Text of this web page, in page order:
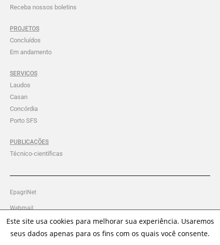
Receba nossos boletins
PROJETOS
Concluídos
Em andamento
SERVICOS
Laudos
Casan
Concórdia
Porto SFS
PUBLICAÇÕES
Técnico-científicas
Política de Privacidade
Intranet Ciram
Webmail
EpagriNet
Este site usa cookies para melhorar sua experiência. Usaremos
seus dados apenas para os fins com os quais você consente.